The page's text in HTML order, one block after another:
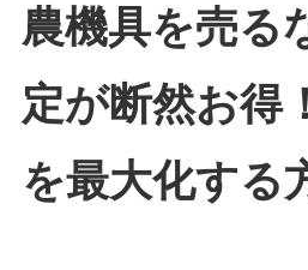
農機具を売る
定が断然お得
を最大化する